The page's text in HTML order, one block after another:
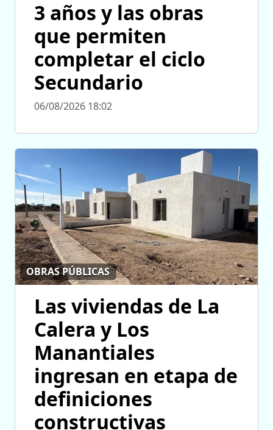
3 años y las obras
que permiten
completar el ciclo
Secundario
06/08/2026 18:02
OBRAS PÚBLICAS
Las viviendas de La
Calera y Los
Manantiales
ingresan en etapa de
definiciones
constructivas